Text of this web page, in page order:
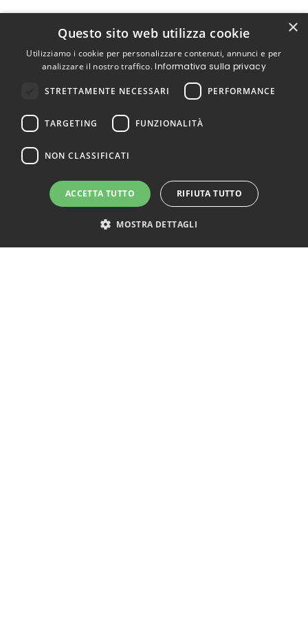
×
Questo sito web utilizza cookie
Utilizziamo i cookie per personalizzare contenuti, annunci e per
analizzare il nostro traffico.Informativa sulla privacy
STRETTAMENTE NECESSARI PERFORMANCE
TARGETING FUNZIONALITÀ
NON CLASSIFICATI
ACCETTA TUTTO RIFIUTA TUTTO
MOSTRA DETTAGLI